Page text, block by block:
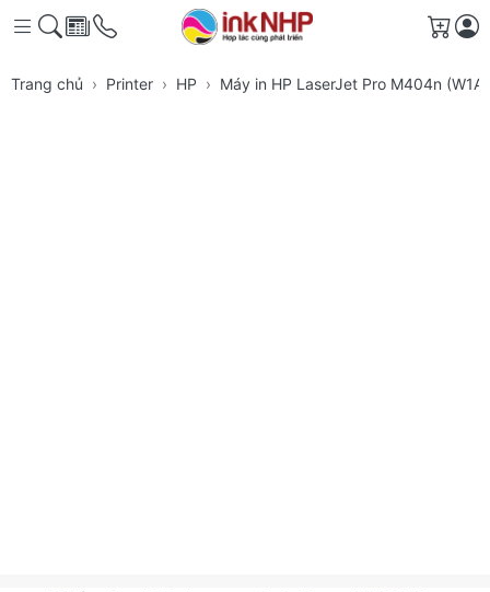
Giỏ
Trang chủ Printer HP Máy in HP LaserJet Pro M404n